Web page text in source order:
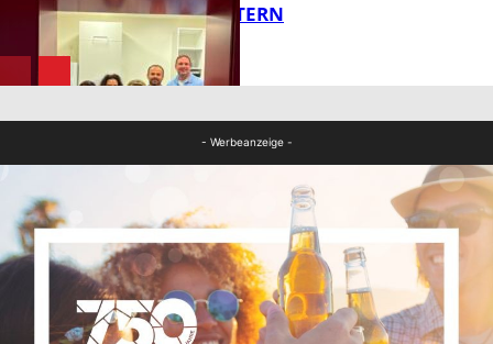
KAISERSLAUTERN
- Werbeanzeige -